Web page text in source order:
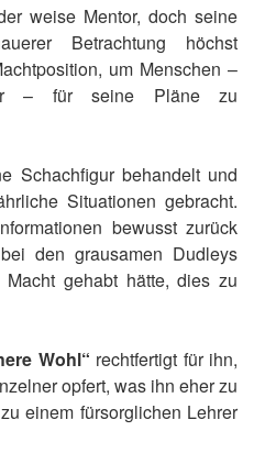
weise Mentor, doch seine
Betrachtung höchst
um Menschen –
– für seine Pläne zu
Schachfigur behandelt und
Situationen gebracht.
bewusst zurück
den grausamen Dudleys
gehabt hätte, dies zu
Wohl“ rechtfertigt für ihn,
opfert, was ihn eher zu
einem fürsorglichen Lehrer